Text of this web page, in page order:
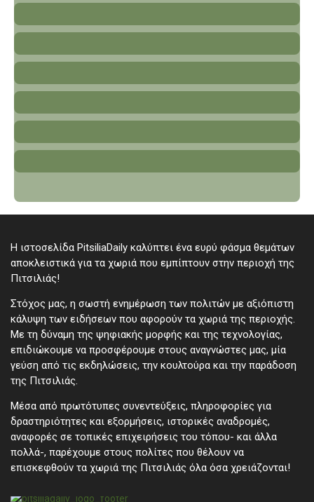
Πολύστυπος
Ποταμίτισσα
Σαράντι
Συκόπετρα
Φαρμακάς
Φικάρδου
Η ιστοσελίδα PitsiliaDaily καλύπτει ένα ευρύ φάσμα θεμάτων
αποκλειστικά για τα χωριά που εμπίπτουν στην περιοχή της
Πιτσιλιάς!
Στόχος μας, η σωστή ενημέρωση των πολιτών με αξιόπιστη
κάλυψη των ειδήσεων που αφορούν τα χωριά της περιοχής.
Με τη δύναμη της ψηφιακής μορφής και της τεχνολογίας,
επιδιώκουμε να προσφέρουμε στους αναγνώστες μας, μία
γεύση από τις εκδηλώσεις, την κουλτούρα και την παράδοση
της Πιτσιλιάς.
Μέσα από πρωτότυπες συνεντεύξεις, πληροφορίες για
δραστηριότητες και εξορμήσεις, ιστορικές αναδρομές,
αναφορές σε τοπικές επιχειρήσεις του τόπου- και άλλα
πολλά-, παρέχουμε στους πολίτες που θέλουν να
επισκεφθούν τα χωριά της Πιτσιλιάς όλα όσα χρειάζονται!